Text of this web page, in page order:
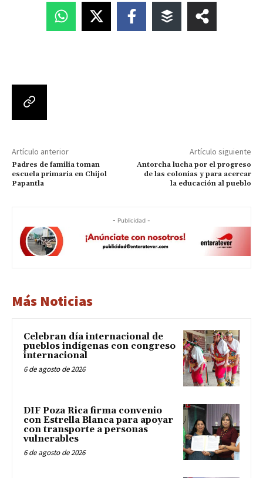
Artículo anterior
Padres de familia toman
escuela primaria en Chijol
Papantla
Artículo siguiente
Antorcha lucha por el progreso
de las colonias y para acercar
la educación al pueblo
- Publicidad -
Más Noticias
Celebran día internacional de
pueblos indígenas con congreso
internacional
6 de agosto de 2026
DIF Poza Rica firma convenio
con Estrella Blanca para apoyar
con transporte a personas
vulnerables
6 de agosto de 2026